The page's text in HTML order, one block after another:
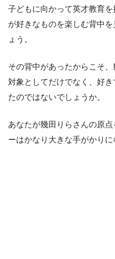
子どもに向かって英才教育
が好きなものを楽しむ背中
ょう。
その背中があったからこそ
対象としてだけでなく、好
たのではないでしょうか。
あなたが幾田りらさんの原
ーはかなり大きな手がかりに